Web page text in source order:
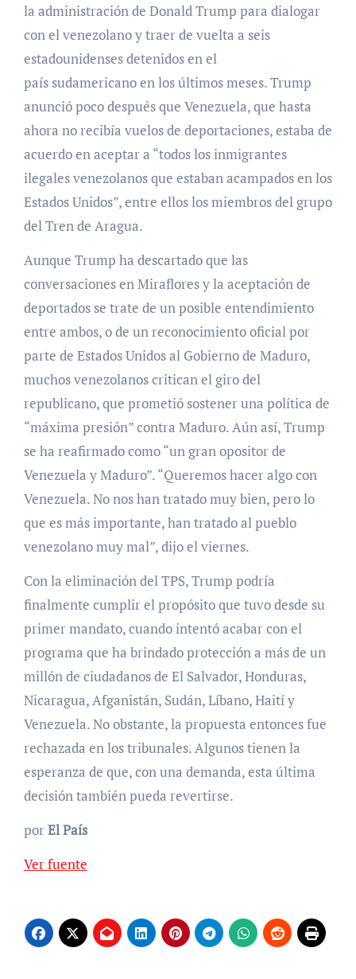
la administración de Donald Trump para dialogar
con el venezolano y traer de vuelta a seis
estadounidenses detenidos en el
país sudamericano en los últimos meses. Trump
anunció poco después que Venezuela, que hasta
ahora no recibía vuelos de deportaciones, estaba de
acuerdo en aceptar a “todos los inmigrantes
ilegales venezolanos que estaban acampados en los
Estados Unidos”, entre ellos los miembros del grupo
del Tren de Aragua.
Aunque Trump ha descartado que las
conversaciones en Miraflores y la aceptación de
deportados se trate de un posible entendimiento
entre ambos, o de un reconocimiento oficial por
parte de Estados Unidos al Gobierno de Maduro,
muchos venezolanos critican el giro del
republicano, que prometió sostener una política de
“máxima presión” contra Maduro. Aún así, Trump
se ha reafirmado como “un gran opositor de
Venezuela y Maduro”. “Queremos hacer algo con
Venezuela. No nos han tratado muy bien, pero lo
que es más importante, han tratado al pueblo
venezolano muy mal”, dijo el viernes.
Con la eliminación del TPS, Trump podría
finalmente cumplir el propósito que tuvo desde su
primer mandato, cuando intentó acabar con el
programa que ha brindado protección a más de un
millón de ciudadanos de El Salvador, Honduras,
Nicaragua, Afganistán, Sudán, Líbano, Haití y
Venezuela. No obstante, la propuesta entonces fue
rechazada en los tribunales. Algunos tienen la
esperanza de que, con una demanda, esta última
decisión también pueda revertirse.
porEl País
Ver fuente